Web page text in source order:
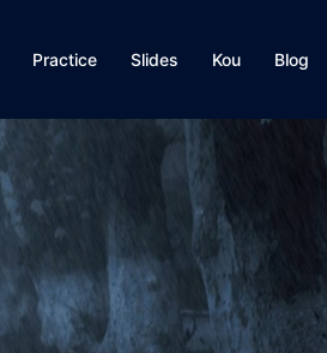
Practice Slides Kou Blog